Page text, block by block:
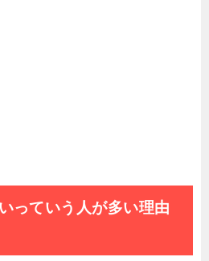
っていう人が多い理由